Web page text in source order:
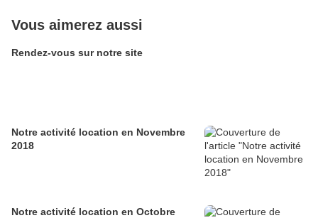
Vous aimerez aussi
Rendez-vous sur notre site
Notre activité location en Novembre
2018
Notre activité location en Octobre